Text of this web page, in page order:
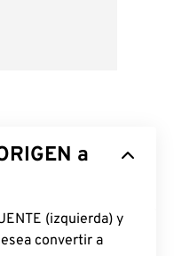
a
(izquierda) y
convertir a